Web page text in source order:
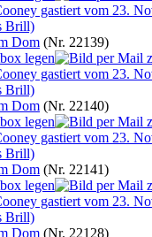
Dom (Nr. 22139)
Dom (Nr. 22140)
Dom (Nr. 22141)
Dom (Nr. 22128)